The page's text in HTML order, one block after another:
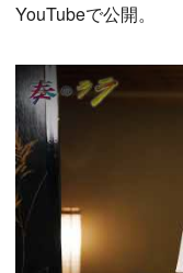
YouTubeで公開。